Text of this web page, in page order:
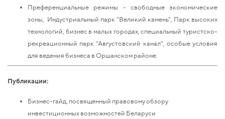
Преференциальные режимы - свободные экономические
зоны, Индустриальный парк "Великий камень", Парк высоких
технологий, бизнес в малых городах, специальный туристско-
рекреационный парк "Августовский канал", особые условия
для ведения бизнеса в Оршанском районе.
Публикации:
Бизнес-гайд, посвященный правовому обзору
инвестиционных возможностей Беларуси